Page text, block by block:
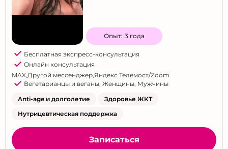
Опыт: 3 года
Бесплатная экспресс-консультация
Онлайн консультация
MAX,Другой мессенджер,Яндекс Телемост/Zoom
Вегетарианцы и веганы, Женщины, Мужчины
Anti-age и долголетие
Здоровье ЖКТ
Нутрицевтическая поддержка
Записаться